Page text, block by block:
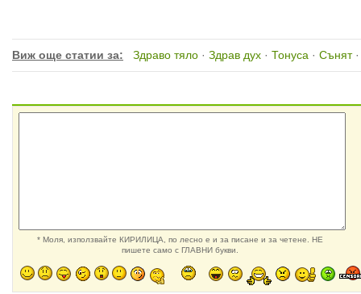
Виж още статии за: Здраво тяло · Здрав дух · Тонуса · Сънят·
* Моля, използвайте КИРИЛИЦА, по лесно е и за писане и за четене. НЕ
пишете само с ГЛАВНИ букви.